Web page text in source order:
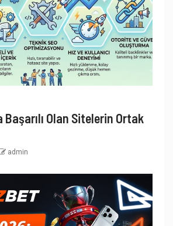
Başarılı Olan Sitelerin Ortak
admin